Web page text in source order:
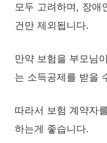
모두 고려하며, 장애
건만 제외됩니다.
만약 보험을 부모님
는 소득공제를 받을
따라서 보험 계약자
하는게 좋습니다.